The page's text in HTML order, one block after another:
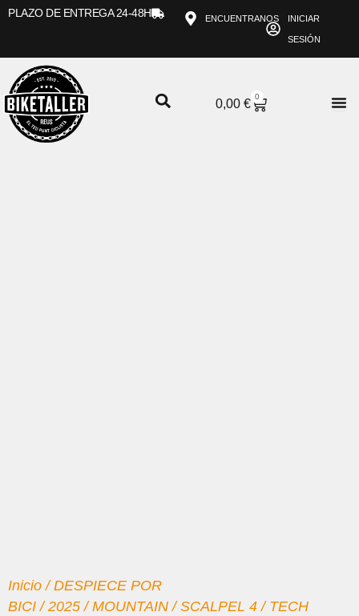
PLAZO DE ENTREGA 24-48H ENCUENTRANOS INICIAR
SESIÓN
0,00€
0
CARRITO
Inicio /DESPIECE POR
BICI /2025 /MOUNTAIN /SCALPEL 4 / TECH